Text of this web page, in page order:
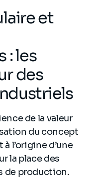
et
: les
des
de la valeur
du concept
l’origine d’une
la place des
de production.